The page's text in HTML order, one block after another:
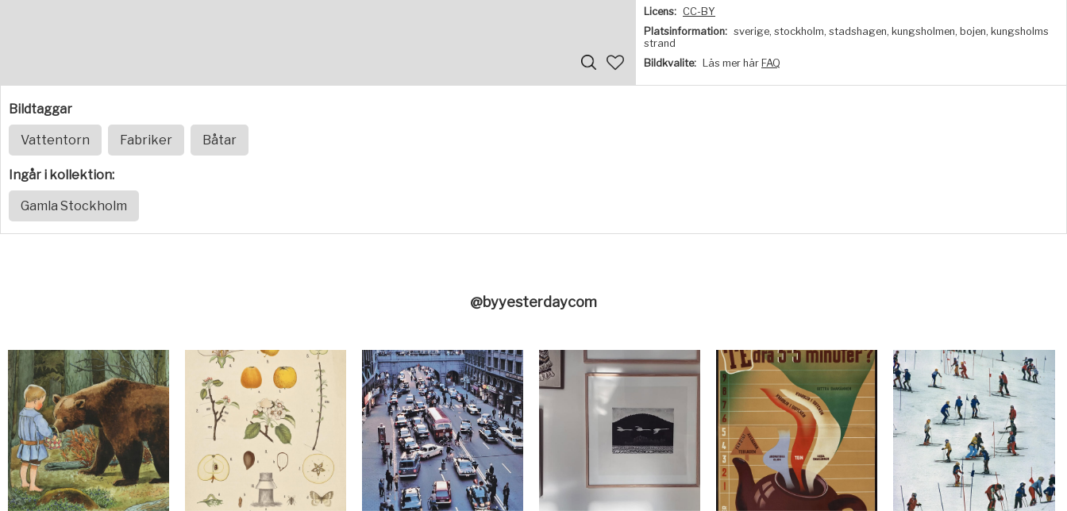
Licens: CC-BY
Platsinformation: sverige, stockholm, stadshagen, kungsholmen, bojen, kungsholms
strand
Bildkvalite:
Läs mer här FAQ
Bildtaggar
Vattentorn Fabriker Båtar
Ingår i kollektion:
Gamla Stockholm
@byyesterdaycom